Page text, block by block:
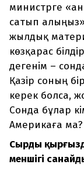
министрге
сатып алыңыз»
жылдық
көзқарас
дегенім –
Қазір соның
керек болса,
Сонда бұлар
Америкаға ма?
Сырды
меншігі